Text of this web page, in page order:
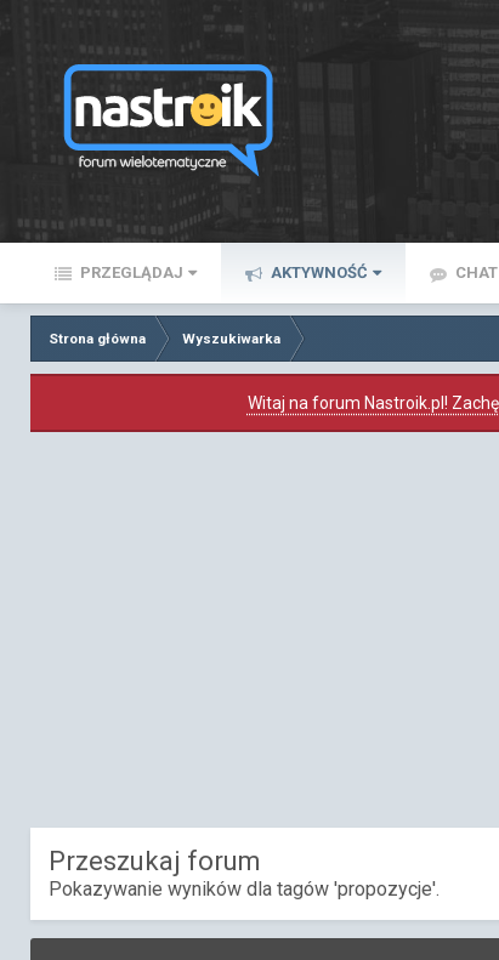
PRZEGLĄDAJ AKTYWNOŚĆ CHAT
Strona główna Wyszukiwarka
Witaj na forum Nastroik.pl!
Przeszukaj forum
Pokazywanie wyników dla tagów 'propozycje'.